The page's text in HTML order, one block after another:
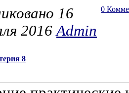
0
16
2016Admin
8